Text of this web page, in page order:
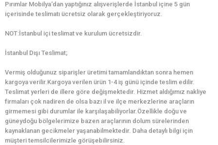
Pırımlar Mobilya‘dan yaptığınız alışverişlerde İstanbul içine 5 gün
içerisinde teslimatı ücretsiz olarak gerçekleştiriyoruz.
NOT:İstanbul içi teslimat ve kurulum ücretsizdir.
İstanbul Dışı Teslimat;
Vermiş olduğunuz siparişler üretimi tamamlandıktan sonra hemen
kargoya verilir.Kargoya verilen ürün 1-4 iş günü içinde teslim edilir.
Teslimat yerleri de illere göre değişmektedir. Hizmet aldığımız nakliye
firmaları çok nadiren de olsa bazı il ve ilçe merkezlerine araçların
girmemesi gibi durumlar ile karşılaşabiliyorlar.Özellikle doğu ve
güneydoğu bölgelerimize bazen araçlarının dolum sürelerinden
kaynaklanan gecikmeler yaşanabilmektedir. Daha detaylı bilgi için
müşteri temsilcilerimizle görüşebilirsiniz.